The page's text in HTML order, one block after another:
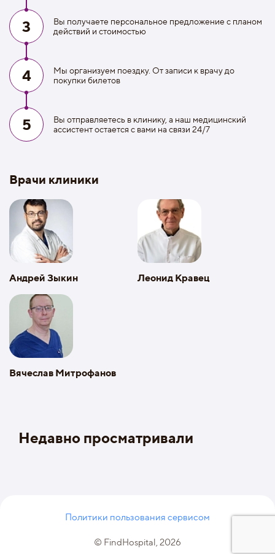
3
Вы получаете персональное предложение с планом
действий и стоимостью
4
Мы организуем поездку. От записи к врачу до
покупки билетов
5
Вы отправляетесь в клинику, а наш медицинский
ассистент остается с вами на связи 24/7
Врачи клиники
Андрей Зыкин Леонид Кравец
Вячеслав Митрофанов
Недавно просматривали
Политики пользования сервисом
© FindHospital, 2026